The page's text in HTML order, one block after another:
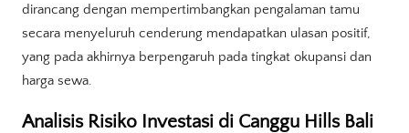
dirancang dengan mempertimbangkan pengalaman tamu
secara menyeluruh cenderung mendapatkan ulasan positif,
yang pada akhirnya berpengaruh pada tingkat okupansi dan
harga sewa.
Analisis Risiko Investasi di Canggu Hills Bali